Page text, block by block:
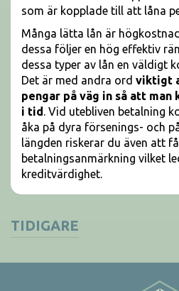
som är kopplade till att låna
Många lätta lån är
dessa följer en hög effektiv
dessa typer av lån en väldigt
Det är med andra ord viktigt
pengar på väg in så att
i tid. Vid utebliven betalning
åka på dyra försenings- och
längden riskerar du även att
betalningsanmärkning vilket
kreditvärdighet.
TIDIGARE